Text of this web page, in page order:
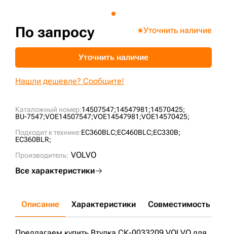
Каталожный номер:14507547;14547981;14570425;
BU-7547;VOE14507547;VOE14547981;VOE14570425;
Подходит к технике:EC360BLC;EC460BLC;EC330B;
EC360BLR;
Производитель: VOLVO
Все характеристики
По запросу Уточнить наличие
Уточнить наличие
Нашли дешевле? Сообщите!
Описание Характеристики Совместимость